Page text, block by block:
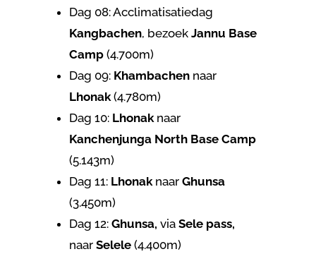
Dag 08: Acclimatisatiedag
Kangbachen, bezoek Jannu Base
Camp(4.700m)
Dag 09: Khambachen naar
Lhonak (4.780m)
Dag 10: Lhonaknaar
Kanchenjunga North Base Camp
(5.143m)
Dag 11: Lhonaknaar Ghunsa
(3.450m)
Dag 12: Ghunsa, via Sele pass,
naar Selele (4.400m)